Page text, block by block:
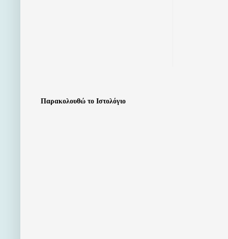
Παρακολουθώ το Ιστολόγιο